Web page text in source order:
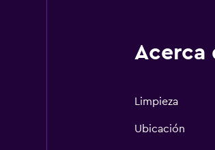
Acerca
Limpieza
Ubicación